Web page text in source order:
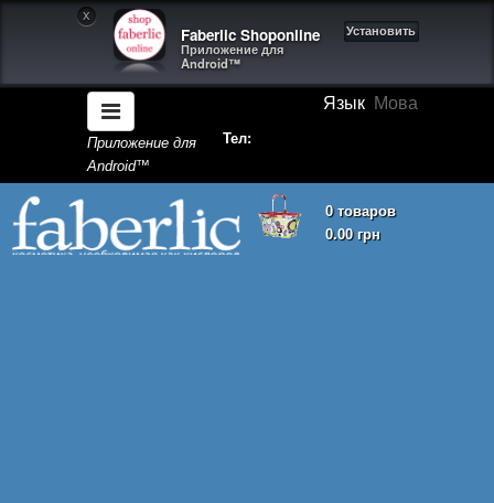
X
Faberlic Shoponline
Приложение для
Android™
Установить
Язык Мова
Приложение для
Android™
Тел:
0 товаров
0.00 грн
Корзина покупок пуста!